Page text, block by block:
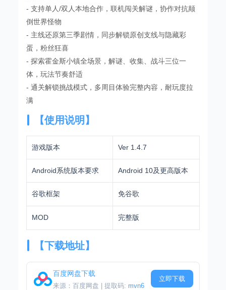
- 支持单人/双人本地合作，联机闯关解谜，协作对抗颠
倒世界怪物
- 主线还原第三季剧情，同步解锁原创支线与隐藏彩
蛋，粉丝狂喜
- 探索霍金斯小镇全场景，解谜、收集、战斗三位一
体，玩法节奏舒适
- 通关解锁挑战模式，多周目体验完整内容，耐玩度拉
满
【使用说明】
游戏版本 Ver 1.4.7
Android系统版本要求 Android 10及更高版本
谷歌框架 免谷歌
MOD 完整版
【下载地址】
百度网盘下载
来源：百度网盘 | 提取码: mvn6
立即下载